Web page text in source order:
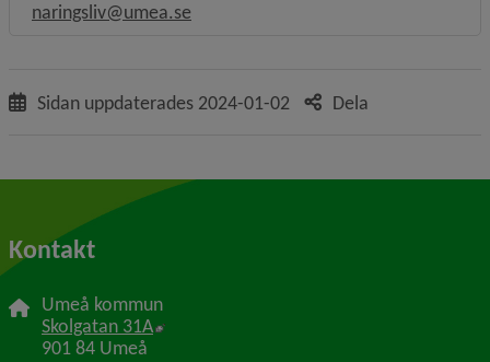
naringsliv@umea.se
Sidan uppdaterades 2024-01-02 Dela
Kontakt
Umeå kommun
Skolgatan 31A Länk till annan webbplats, öppnas i nytt
901 84 Umeå